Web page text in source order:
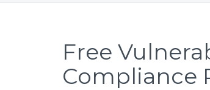
Free
Compliance